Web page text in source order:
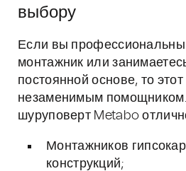
выбору
Если вы
монтажник или
постоянной основе, то
незаменимым
шуруповерт Metabo
Монтажников
конструкций;